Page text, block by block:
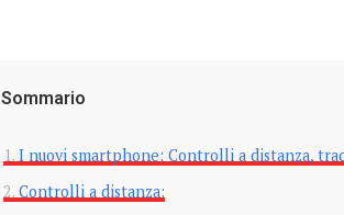
Sommario
I nuovi smartphone: Controlli a distanza,
Controlli a distanza: